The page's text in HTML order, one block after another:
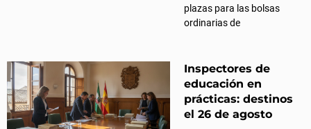
plazas para las bolsas
ordinarias de
Inspectores de
educación en
prácticas: destinos
el 26 de agosto